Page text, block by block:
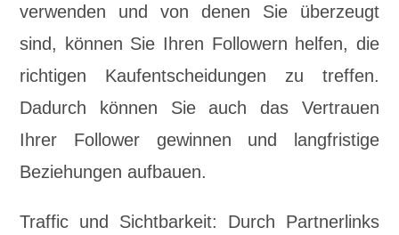
verwenden und von denen Sie überzeugt
sind, können Sie Ihren Followern helfen, die
richtigen Kaufentscheidungen zu treffen.
Dadurch können Sie auch das Vertrauen
Ihrer Follower gewinnen und langfristige
Beziehungen aufbauen.
Traffic und Sichtbarkeit: Durch Partnerlinks